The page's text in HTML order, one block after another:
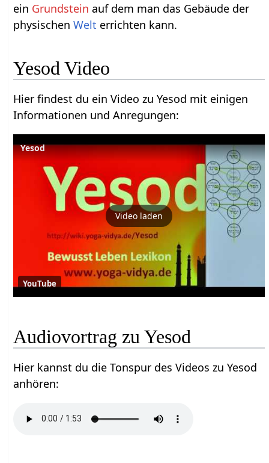
ein Grundstein auf dem man das Gebäude der
physischenWelt errichten kann.
Yesod Video
Hier findest du ein Video zu Yesod mit einigen
Informationen und Anregungen:
Yesod
Video laden
YouTube
Audiovortrag zu Yesod
Hier kannst du die Tonspur des Videos zu Yesod
anhören: